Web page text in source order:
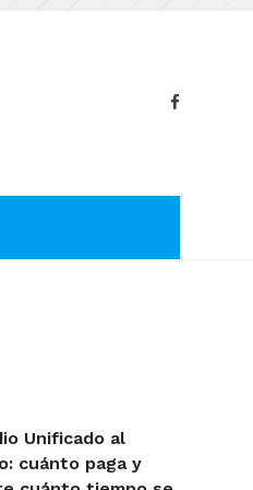
Unificado al
cuánto paga y